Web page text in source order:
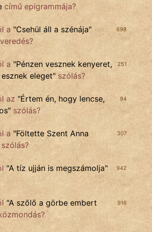
című epigrammája?
698
a "Csehül áll a szénája"
251
a "Pénzen vesznek kenyeret,
eleget" szólás?
94
az "Értem én, hogy lencse,
" szólás?
307
a "Föltette Szent Anna
szólás?
942
"A tíz ujján is megszámolja"
916
"A szőlő a görbe embert